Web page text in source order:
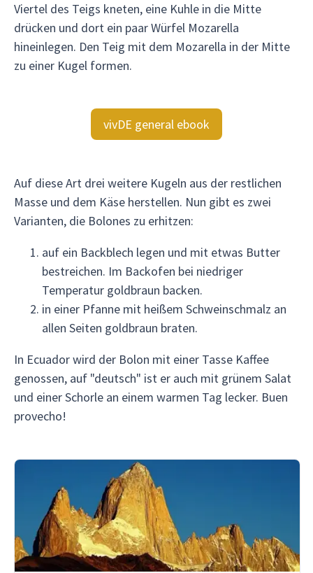
Viertel des Teigs kneten, eine Kuhle in die Mitte
drücken und dort ein paar Würfel Mozarella
hineinlegen. Den Teig mit dem Mozarella in der Mitte
zu einer Kugel formen.
vivDE general ebook
Auf diese Art drei weitere Kugeln aus der restlichen
Masse und dem Käse herstellen. Nun gibt es zwei
Varianten, die Bolones zu erhitzen:
auf ein Backblech legen und mit etwas Butter
bestreichen. Im Backofen bei niedriger
Temperatur goldbraun backen.
in einer Pfanne mit heißem Schweinschmalz an
allen Seiten goldbraun braten.
In Ecuador wird der Bolon mit einer Tasse Kaffee
genossen, auf "deutsch" ist er auch mit grünem Salat
und einer Schorle an einem warmen Tag lecker. Buen
provecho!